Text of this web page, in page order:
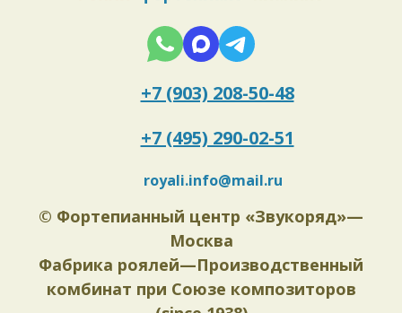
+7 (903) 208-50-48
+7 (495) 290-02-51
royali.info@mail.ru
© Фортепианный центр «Звукоряд»—
Москва
Фабрика роялей—Производственный
комбинат при Союзе композиторов